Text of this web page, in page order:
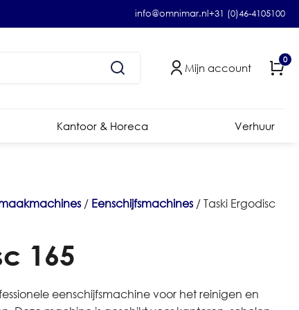
info@omnimar.nl+31 (0)46-4105100
Mijn account
0
Kantoor & Horeca Verhuur
/ Eenschijfsmachines / Taski Ergodisc
165
eenschijfsmachine voor het reinigen en